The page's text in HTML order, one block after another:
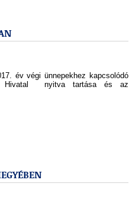
év végi ünnepekhez kapcsolódó
Hivatal nyitva tartása és az